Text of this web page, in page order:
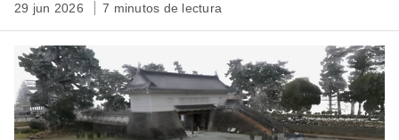
29 jun 2026 7 minutos de lectura